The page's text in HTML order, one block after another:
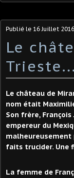
Publié le 16 Juillet 2016
Le
Le château de
nom était
Son frère,
empereur du
malheureusement
faits trucider. Une
La femme de